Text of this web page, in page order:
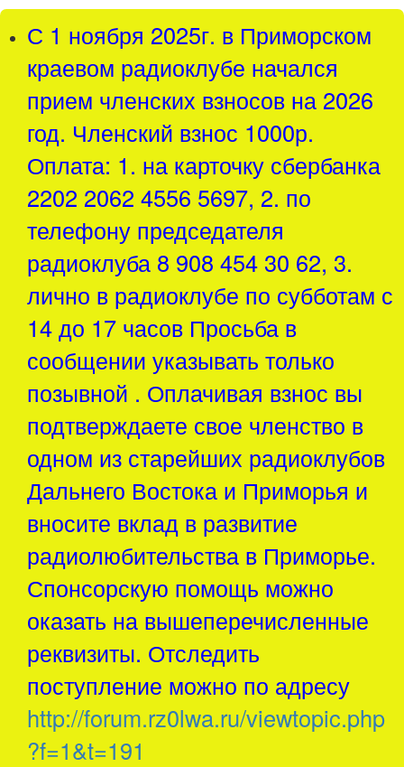
С 1 ноября 2025г. в Приморском
краевом радиоклубе начался
прием членских взносов на 2026
год. Членский взнос 1000р.
Оплата: 1. на карточку сбербанка
2202 2062 4556 5697, 2. по
телефону председателя
радиоклуба 8 908 454 30 62, 3.
лично в радиоклубе по субботам с
14 до 17 часов Просьба в
сообщении указывать только
позывной . Оплачивая взнос вы
подтверждаете свое членство в
одном из старейших радиоклубов
Дальнего Востока и Приморья и
вносите вклад в развитие
радиолюбительства в Приморье.
Спонсорскую помощь можно
оказать на вышеперечисленные
реквизиты. Отследить
поступление можно по адресу
http://forum.rz0lwa.ru/viewtopic.php
?f=1&t=191